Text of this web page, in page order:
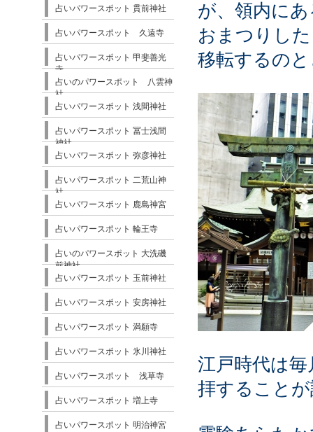
が、領内に
おまつりし
移転するの
江戸時代は
拝すること
占いパワースポット 貫前神社
占いパワースポット 久遠寺
占いパワースポット 甲斐善光
寺
占いのパワースポット 八雲神
社
占いパワースポット 浅間神社
占いパワースポット 冨士浅間
神社
占いパワースポット 弥彦神社
占いパワースポット 二荒山神
社
占いパワースポット 鹿島神宮
占いパワースポット 輪王寺
占いのパワースポット 大洗磯
前神社
占いパワースポット 玉前神社
占いパワースポット 安房神社
占いパワースポット 満願寺
占いパワースポット 氷川神社
占いパワースポット 浅草寺
占いパワースポット 増上寺
占いパワースポット 明治神宮